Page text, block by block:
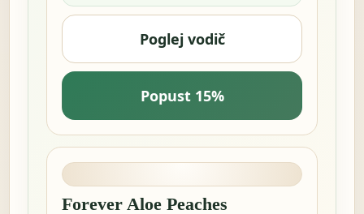
Poglej vodič
Popust 15%
Forever Aloe Peaches